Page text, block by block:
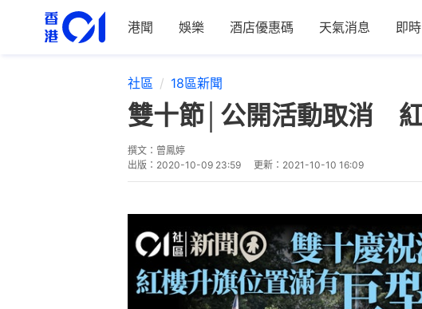
港聞 娛樂 酒店優惠碼 天氣消息 即時
社區 18區新聞
雙十節│公開活動取消
撰文： 曾鳳婷
出版： 2020-10-09 23:59 更新： 2021-10-10 16:09